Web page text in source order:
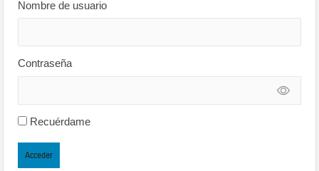
Nombre de usuario
Contraseña
Recuérdame
Acceder